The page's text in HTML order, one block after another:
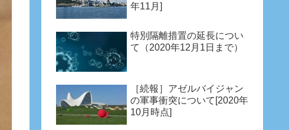
年11月]
特別隔離措置の延長につい
て（2020年12月1日まで）
［続報］アゼルバイジャン
の軍事衝突について[2020年
10月時点]